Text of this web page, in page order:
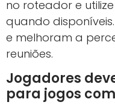
no roteador e
quando
e melhoram a
reuniões.
Jogadores
para jogos